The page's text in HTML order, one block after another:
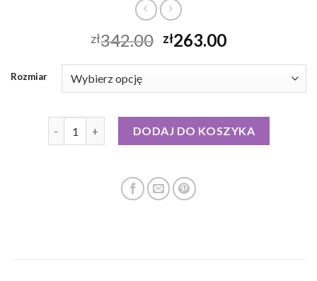
zł342.00 zł263.00
Rozmiar
DODAJ DO KOSZYKA